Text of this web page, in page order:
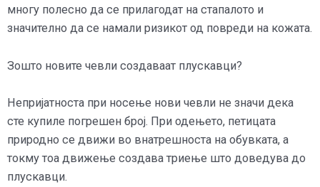
многу полесно да се прилагодат на стапалото и
значително да се намали ризикот од повреди на кожата.
Зошто новите чевли создаваат плускавци?
Непријатноста при носење нови чевли не значи дека
сте купиле погрешен број. При одењето, петицата
природно се движи во внатрешноста на обувката, а
токму тоа движење создава триење што доведува до
плускавци.